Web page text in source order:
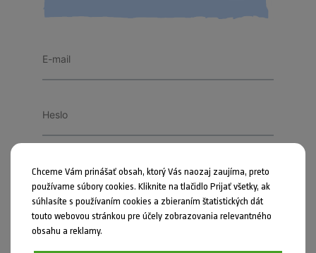
PRIHLÁSIŤ SA
Chceme Vám prinášať obsah, ktorý Vás naozaj zaujíma, preto
používame súbory cookies. Kliknite na tlačidlo Prijať všetky, ak
súhlasíte s používaním cookies a zbieraním štatistických dát
touto webovou stránkou pre účely zobrazovania relevantného
obsahu a reklamy.